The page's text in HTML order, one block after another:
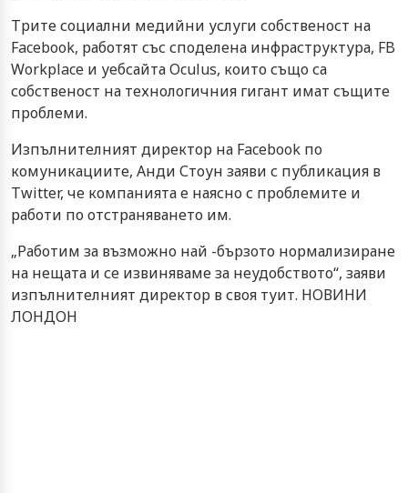
Трите социални медийни услуги собственост на
Facebook, работят със споделена инфраструктура, FB
Workplace и уебсайта Oculus, които също са
собственост на технологичния гигант имат същите
проблеми.
Изпълнителният директор на Facebook по
комуникациите, Анди Стоун заяви с публикация в
Twitter, че компанията е наясно с проблемите и
работи по отстраняването им.
„Работим за възможно най -бързото нормализиране
на нещата и се извиняваме за неудобството“, заяви
изпълнителният директор в своя туит. НОВИНИ
ЛОНДОН